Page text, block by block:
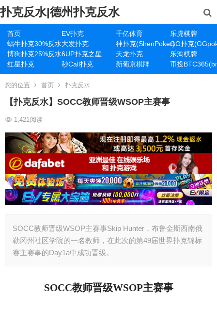
扑克反水|德州扑克反水
首页 EV扑克 千亿体育
乐虎棋牌
蜗牛扑克30%反水大发扑克 神扑克(ShenPoker)GG扑克
博狗扑克25%反水6UP扑克之星 天龙扑克
乐淘棋牌
红星扑克
秒Call扑克 新葡京棋牌 币投
您的位置 首页 扑克反水
【扑克反水】SOCC教师晋级WSOP主赛事
1,421阅读
SOCC教师晋级WSOP主赛事Skip Hunter，布鲁金斯西南俄
勒冈州社区学院的一名教师，在此次的第49届世界扑克锦标
赛主赛事的Day1a中成功晋级。
SOCC教师晋级WSOP主赛事